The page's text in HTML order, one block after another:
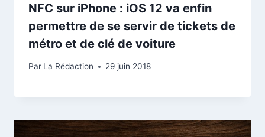
NFC sur iPhone : iOS 12 va enfin
permettre de se servir de tickets de
métro et de clé de voiture
Par La Rédaction 29 juin 2018